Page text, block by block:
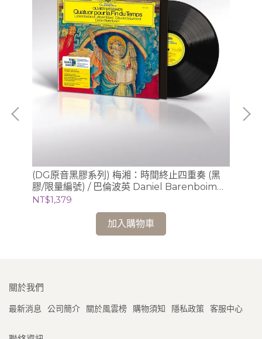
(DG原音黑膠系列) 梅湘：時間終止四重奏 (黑
膠/限量編號) / 巴倫波英 Daniel Barenboim
(鋼琴)
NT$1,379
加入購物車
關於我們
最新消息 公司簡介 關於風雲榜 購物須知 隱私政策 客服中心